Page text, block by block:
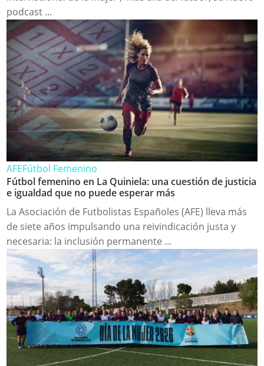
podcast ...
AFEFútbol Femenino
Fútbol femenino en La Quiniela: una cuestión de justicia
e igualdad que no puede esperar más
La Asociación de Futbolistas Españoles (AFE) lleva más
de siete años impulsando una reivindicación justa y
necesaria: la inclusión permanente ...